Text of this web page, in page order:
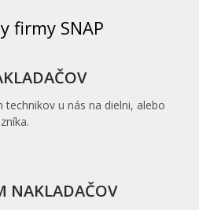
firmy SNAP
technikov u nás na dielni, alebo
NAKLADAČOV